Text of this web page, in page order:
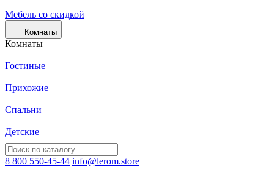
Мебель со скидкой
Комнаты
Комнаты
Гостиные
Прихожие
Спальни
Детские
8 800 550-45-44 info@lerom.store